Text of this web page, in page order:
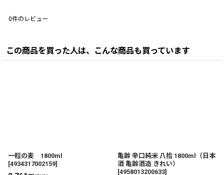
0件のレビュー
この商品を買った人は、こんな商品も買っています
一粒の麦 1800ml
[4934317002159]
亀齢 辛口純米 八拾 1800ml（日本
酒 亀齢酒造 きれい）
[4958013200633]